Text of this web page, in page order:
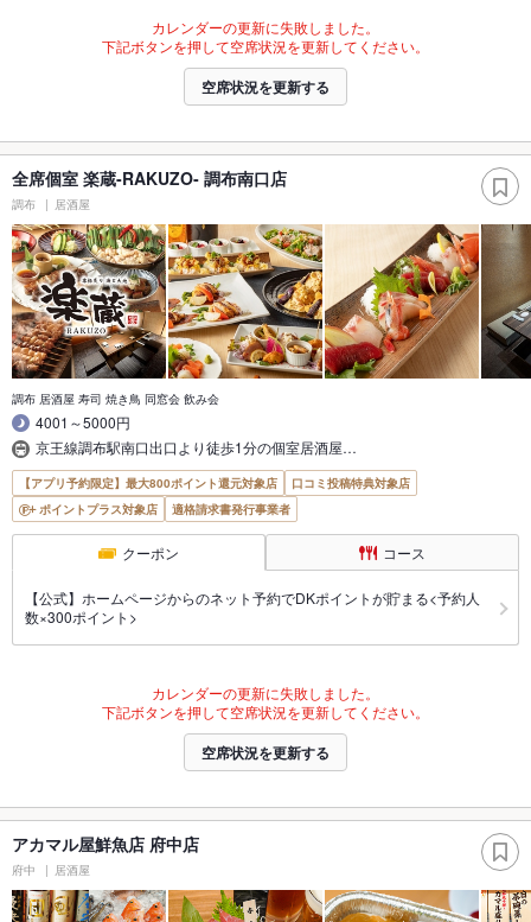
カレンダーの更新に失敗しました。
下記ボタンを押して空席状況を更新してください。
空席状況を更新する
全席個室 楽蔵‐RAKUZO‐ 調布南口店
調布 居酒屋
調布 居酒屋 寿司 焼き鳥 同窓会 飲み会
4001～5000円
京王線調布駅南口出口より徒歩1分の個室居酒屋…
【アプリ予約限定】最大800ポイント還元対象店
口コミ投稿特典対象店
ポイントプラス対象店
適格請求書発行事業者
クーポン コース
【公式】ホームページからのネット予約でDKポイントが貯まる<予約人
数×300ポイント>
カレンダーの更新に失敗しました。
下記ボタンを押して空席状況を更新してください。
空席状況を更新する
アカマル屋鮮魚店 府中店
府中 居酒屋